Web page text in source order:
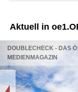
Komponist/
Titel: Rumänische
Orchester: BBC
Leitung: James Clark
Länge: 06:42 min
Aktuell in
DOUBLECHECK - DAS
MEDIENMAGAZIN